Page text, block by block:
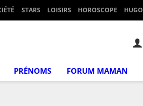
STARS LOISIRS HOROSCOPE HUGO
PRÉNOMS FORUM MAMAN